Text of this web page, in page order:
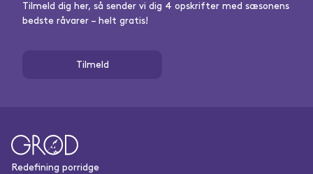
Tilmeld dig her, så sender vi dig 4 opskrifter med sæsonens
bedste råvarer – helt gratis!
Tilmeld
Redefining porridge